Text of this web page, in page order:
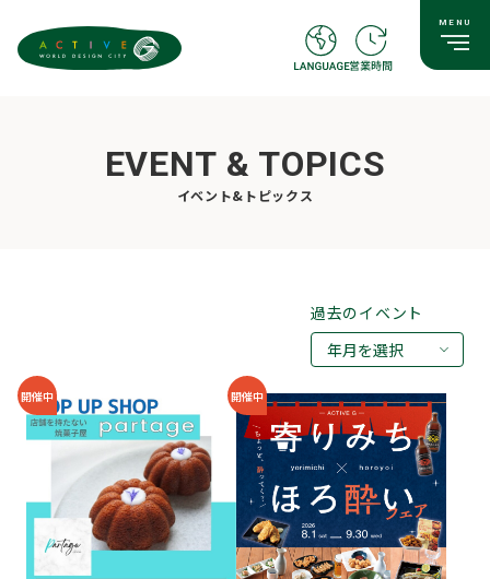
EVENT & TOPICS
イベント&トピックス
過去のイベント
年月を選択
2026年07月
2026年05月
2026年03月
2026年02月
2025年12月
2025年11月
開催中 開催中